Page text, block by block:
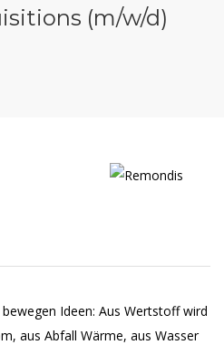
(m/w/d)
Ideen: Aus Wertstoff wird
aus Abfall Wärme, aus Wasser